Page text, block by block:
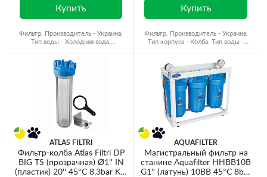
Купить
Фильтр, Производитель - Украина,
Тип воды - Холодная вода,
Купить
Фильтр, Производитель - Украина,
Тип корпуса - Колба, Тип воды -
ATLAS FILTRI
Фильтр-колба Atlas Filtri DP
BIG TS (прозрачная) Ø1'' IN
(пластик) 20'' 45°C 8,3bar KIT
AQUAFILTER
Магистральный фильтр на
станине Aquafilter HHBB10B
G1'' (латунь) 10BB 45°C 8bar